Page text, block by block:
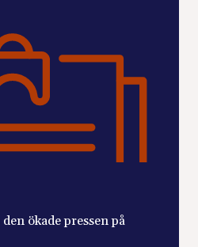
ökade pressen på